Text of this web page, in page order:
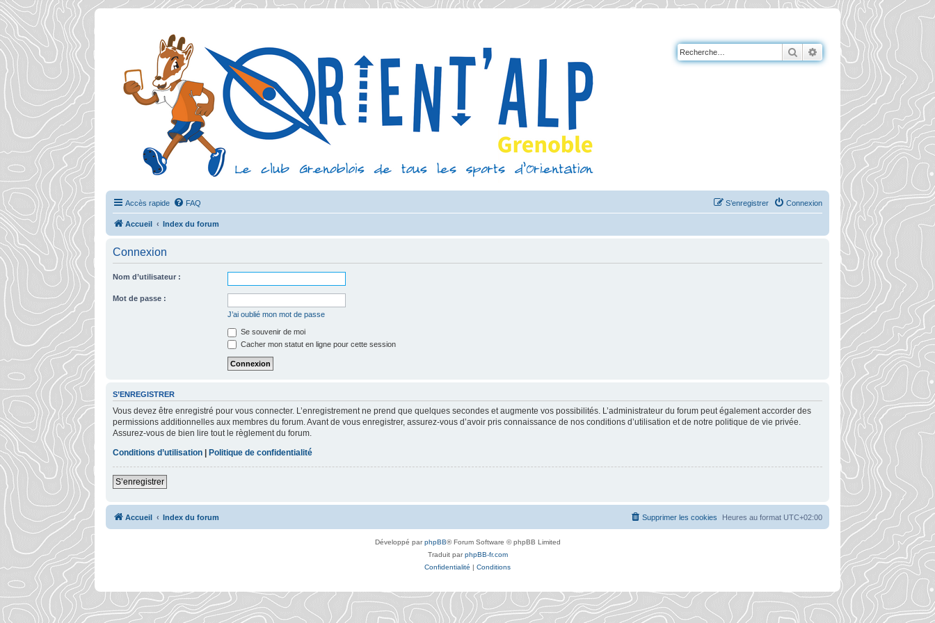
RechercherRecherche avancée
Accès rapide FAQ Connexion
S’enregistrer
Accueil Index du forum
Connexion
Nom d’utilisateur :
Mot de passe :
J’ai oublié mon mot de passe
Se souvenir de moi
Cacher mon statut en ligne pour cette session
S’ENREGISTRER
Vous devez être enregistré pour vous connecter. L’enregistrement ne prend que quelques secondes et augmente vos possibilités. L’administrateur du forum peut également accorder des
permissions additionnelles aux membres du forum. Avant de vous enregistrer, assurez-vous d’avoir pris connaissance de nos conditions d’utilisation et de notre politique de vie privée.
Assurez-vous de bien lire tout le règlement du forum.
Conditions d’utilisation | Politique de confidentialité
S’enregistrer
Accueil Index du forum Heures au format UTC+02:00
Supprimer les cookies
Développé parphpBB® Forum Software © phpBB Limited
Traduit parphpBB-fr.com
Confidentialité | Conditions